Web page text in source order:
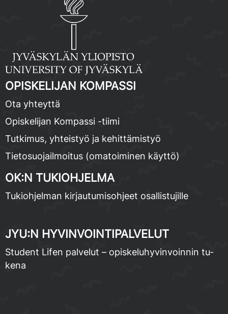
OPIS­KE­LI­JAN KOM­PAS­SI
Ota yh­teyt­tä
Opis­ke­li­jan Kom­pas­si -tii­mi
Tut­ki­mus, yh­teis­työ ja ke­hit­tä­mis­työ
Tie­to­suo­jail­moi­tus (oma­toi­mi­nen käyt­tö)
OK:N TU­KIOH­JEL­MA
Tu­kioh­jel­man kir­jau­tu­mis­oh­jeet osal­lis­tu­jil­le
JYU:N HY­VIN­VOIN­TI­PAL­VE­LUT
Stu­dent Li­fen pal­ve­lut – opis­ke­lu­hy­vin­voin­nin tu­
ke­na